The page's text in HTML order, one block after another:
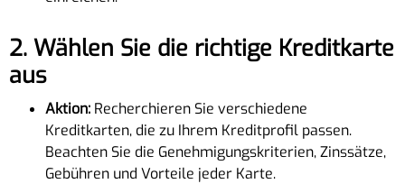
2. Wählen Sie die richtige Kreditkarte
aus
Aktion: Recherchieren Sie verschiedene
Kreditkarten, die zu Ihrem Kreditprofil passen.
Beachten Sie die Genehmigungskriterien, Zinssätze,
Gebühren und Vorteile jeder Karte.